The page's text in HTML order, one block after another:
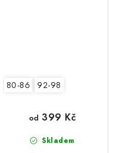
92-98
80-86 92-98
Skladem
od 399 Kč